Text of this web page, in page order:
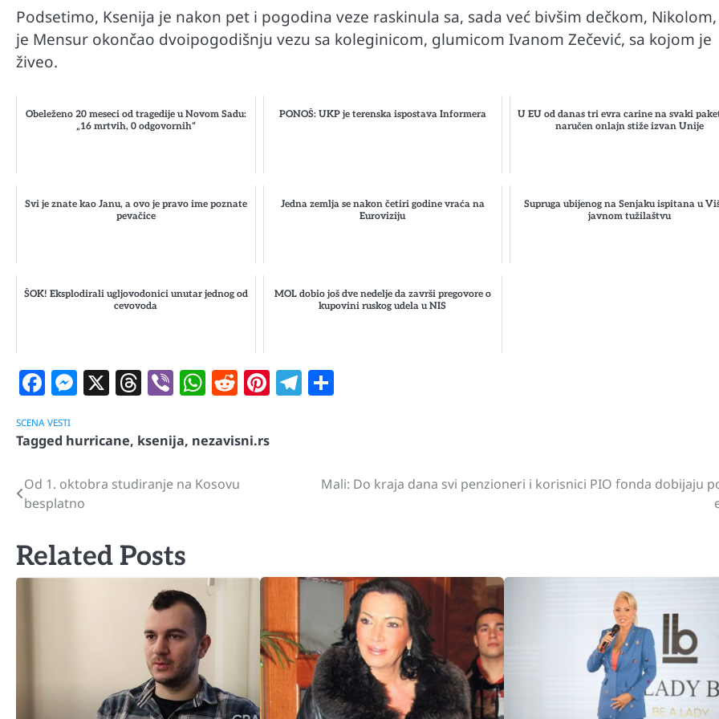
Podsetimo, Ksenija je nakon pet i pogodina veze raskinula sa, sada već bivšim dečkom,
je Mensur okončao dvoipogodišnju vezu sa koleginicom, glumicom Ivanom Zečević, sa kojom je
živeo.
Obeleženo 20 meseci od tragedije u Novom Sadu:
„16 mrtvih, 0 odgovornih“
PONOŠ: UKP je terenska ispostava Informera
U EU od danas tri evra carine na svaki
naručen onlajn stiže izvan Unije
Svi je znate kao Janu, a ovo je pravo ime poznate
pevačice
Jedna zemlja se nakon četiri godine vraća na
Euroviziju
Supruga ubijenog na Senjaku ispitana u
javnom tužilaštvu
ŠOK! Eksplodirali ugljovodonici unutar jednog od
cevovoda
MOL dobio još dve nedelje da završi pregovore o
kupovini ruskog udela u NIS
Facebook
Messenger
X Threads
ViberWhatsApp
Reddit
Pinterest
Telegram
SCENA VESTI
Tagged hurricane, ksenija, nezavisni.rs
Navigacija
članaka
Od 1. oktobra studiranje na Kosovu
besplatno
Mali: Do kraja dana svi penzioneri i korisnici PIO fonda dobijaju
Related Posts